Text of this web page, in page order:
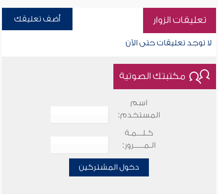
تعليقات الزوار أضف تعليقك
لا توجد تعليقات حتى الآن
مكتبتك الصوتية
اسم
المستخدم:
كـلـــمـة
الـمـــــرور:
دخول المشتركين